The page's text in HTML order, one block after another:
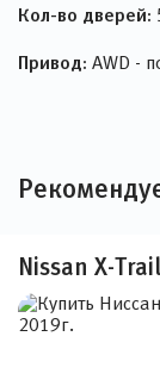
Кол-во дверей:
Привод: AWD -
Nissan X-Trail